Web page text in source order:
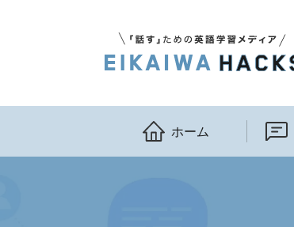
ホーム